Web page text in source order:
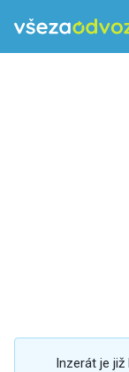
Inzerát je již